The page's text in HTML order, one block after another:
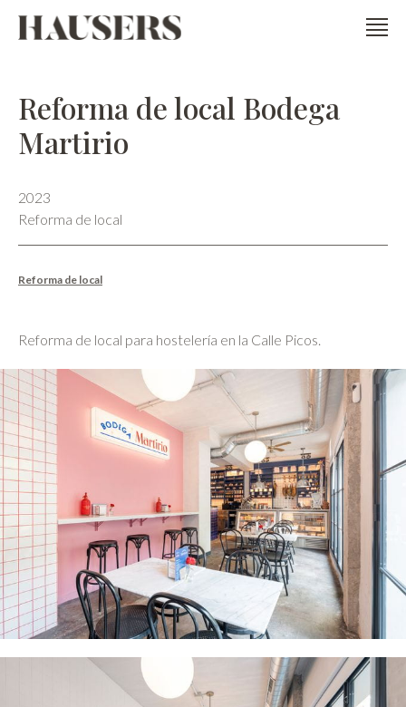
Reforma de local
Reforma de local Bodega
Martirio
2023
Reforma de local
Reforma de local para hostelería en la Calle Picos.